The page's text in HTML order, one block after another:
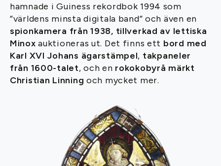
hamnade i Guiness rekordbok 1994 som
”världens minsta digitala band” och även en
spionkamera från 1938, tillverkad av lettiska
Minox auktioneras ut. Det finns ett bord med
Karl XVI Johans ägarstämpel, takpaneler
från 1600-talet, och en rokokobyrå märkt
Christian Linning och mycket mer.